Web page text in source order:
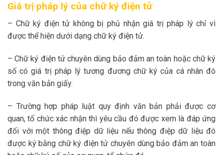
Giá trị pháp lý của chữ ký điện tử
– Chữ ký điện tử không bị phủ nhận giá trị pháp lý chỉ vì
được thể hiện dưới dạng chữ ký điện tử.
– Chữ ký điện tử chuyên dùng bảo đảm an toàn hoặc chữ ký
số có giá trị pháp lý tương đương chữ ký của cá nhân đó
trong văn bản giấy.
– Trường hợp pháp luật quy định văn bản phải được cơ
quan, tổ chức xác nhận thì yêu cầu đó được xem là đáp ứng
đối với một thông điệp dữ liệu nếu thông điệp dữ liệu đó
được ký bằng chữ ký điện tử chuyên dùng bảo đảm an toàn